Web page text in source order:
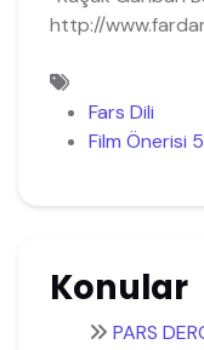
http://
Fars Dili
Film Önerisi 5
Konular
PARS